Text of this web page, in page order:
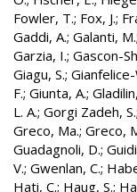
Fowler, T.; Fox, J.;
Gaddi, A.; Galanti, M.;
Garzia, I.; Gascon-
Giagu, S.;
F.; Giunta, A.;
L. A.; Gorgi Zadeh, S.;
Greco, Ma.; Greco,
Guadagnoli, D.;
V.; Gwenlan, C.;
Hati, C.; Haug, S.;